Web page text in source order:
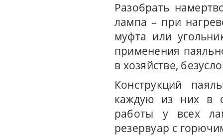
Разобрать
лампа – при
муфта или
применения
в хозяйстве,
Конструкций
каждую из них в
работы у всех
резервуар с